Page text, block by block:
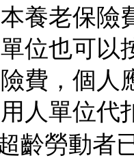
養老保險
位也可以
費，個人
人單位代
勞動者